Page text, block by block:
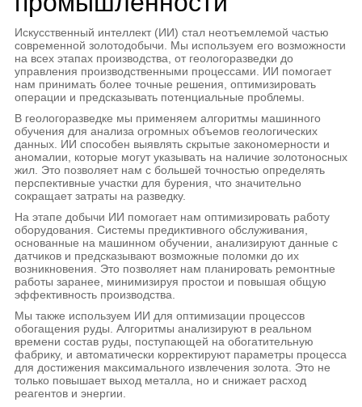
Искусственный интеллект (ИИ) стал неотъемлемой частью
современной золотодобычи. Мы используем его возможности
на всех этапах производства, от геологоразведки до
управления производственными процессами. ИИ помогает
нам принимать более точные решения, оптимизировать
операции и предсказывать потенциальные проблемы.
В геологоразведке мы применяем алгоритмы машинного
обучения для анализа огромных объемов геологических
данных. ИИ способен выявлять скрытые закономерности и
аномалии, которые могут указывать на наличие золотоносных
жил. Это позволяет нам с большей точностью определять
перспективные участки для бурения, что значительно
сокращает затраты на разведку.
На этапе добычи ИИ помогает нам оптимизировать работу
оборудования. Системы предиктивного обслуживания,
основанные на машинном обучении, анализируют данные с
датчиков и предсказывают возможные поломки до их
возникновения. Это позволяет нам планировать ремонтные
работы заранее, минимизируя простои и повышая общую
эффективность производства.
Мы также используем ИИ для оптимизации процессов
обогащения руды. Алгоритмы анализируют в реальном
времени состав руды, поступающей на обогатительную
фабрику, и автоматически корректируют параметры процесса
для достижения максимального извлечения золота. Это не
только повышает выход металла, но и снижает расход
реагентов и энергии.